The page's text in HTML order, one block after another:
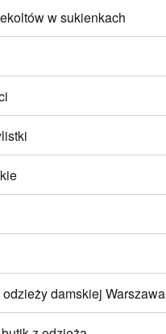
w sukienkach
damskiej Warszawa